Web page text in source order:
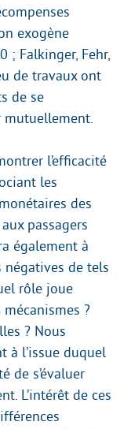
exogène
; Falkinger, Fehr,
de travaux ont
de se
mutuellement.
l’efficacité
les
des
passagers
également à
négatives de tels
rôle joue
mécanismes ?
? Nous
à l’issue duquel
de s’évaluer
L’intérêt de ces